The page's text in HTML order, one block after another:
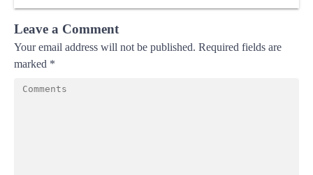
Leave a Comment
Your email address will not be published. Required fields are
marked *